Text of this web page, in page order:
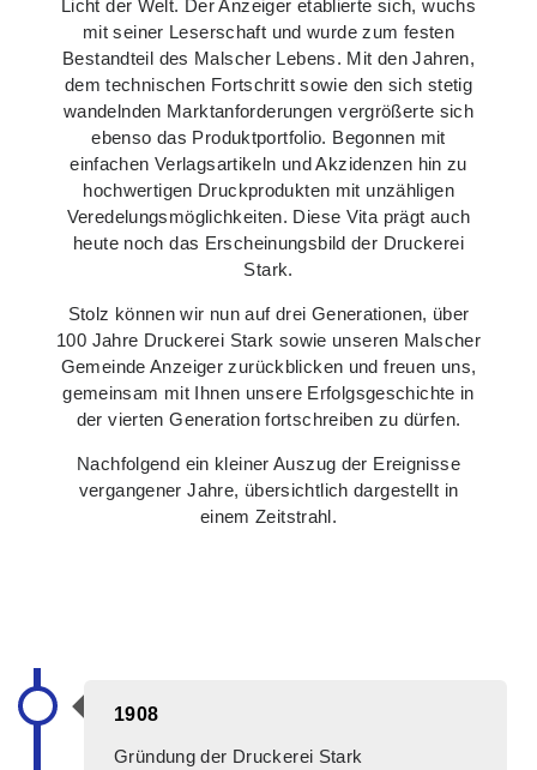
Licht der Welt. Der Anzeiger etablierte sich, wuchs
mit seiner Leserschaft und wurde zum festen
Bestandteil des Malscher Lebens. Mit den Jahren,
dem technischen Fortschritt sowie den sich stetig
wandelnden Marktanforderungen vergrößerte sich
ebenso das Produktportfolio. Begonnen mit
einfachen Verlagsartikeln und Akzidenzen hin zu
hochwertigen Druckprodukten mit unzähligen
Veredelungsmöglichkeiten. Diese Vita prägt auch
heute noch das Erscheinungsbild der Druckerei
Stark.
Stolz können wir nun auf drei Generationen, über
100 Jahre Druckerei Stark sowie unseren Malscher
Gemeinde Anzeiger zurückblicken und freuen uns,
gemeinsam mit Ihnen unsere Erfolgsgeschichte in
der vierten Generation fortschreiben zu dürfen.
Nachfolgend ein kleiner Auszug der Ereignisse
vergangener Jahre, übersichtlich dargestellt in
einem Zeitstrahl.
1908
Gründung der Druckerei Stark